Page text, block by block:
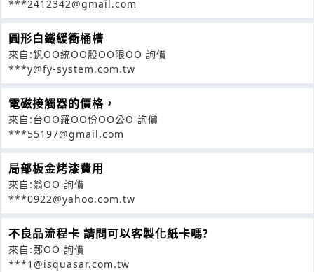
***2412342@gmail.com
圓形白鐵緩衝桶槽
來自:釩OO統OO股OO限OO 詢價
***y@fy-system.com.tw
電磁接觸器的價格，
來自:台OO羅OO份OO公O 詢價
***55197@gmail.com
局部板金烤漆費用
來自:翁OO 詢價
***0922@yahoo.com.tw
不良品流程卡 請問可以客製化紙卡嗎?
來自:鄭OO 詢價
***1@isquasar.com.tw